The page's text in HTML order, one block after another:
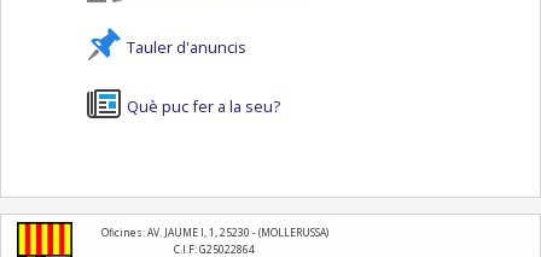
Tauler d'anuncis
Què puc fer a la seu?
logo
Oficines: AV. JAUME I, 1, 25230 - (MOLLERUSSA)
C.I.F: G25022864